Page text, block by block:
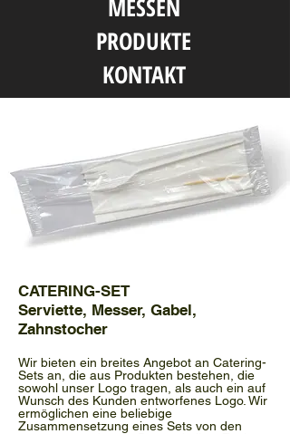
MESSEN
PRODUKTE
KONTAKT
CATERING-SET
Serviette, Messer, Gabel,
Zahnstocher
Wir bieten ein breites Angebot an Catering-
Sets an, die aus Produkten bestehen, die
sowohl unser Logo tragen, als auch ein auf
Wunsch des Kunden entworfenes Logo. Wir
ermöglichen eine beliebige
Zusammensetzung eines Sets von den